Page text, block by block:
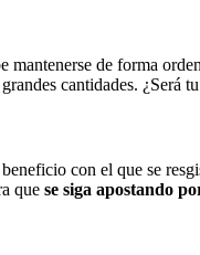
mantenerse de forma
cantidades. ¿Será
con el que se
que se siga apostando